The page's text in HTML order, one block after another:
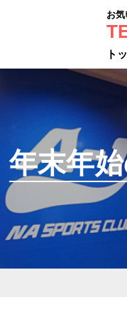
お
ト
年末年